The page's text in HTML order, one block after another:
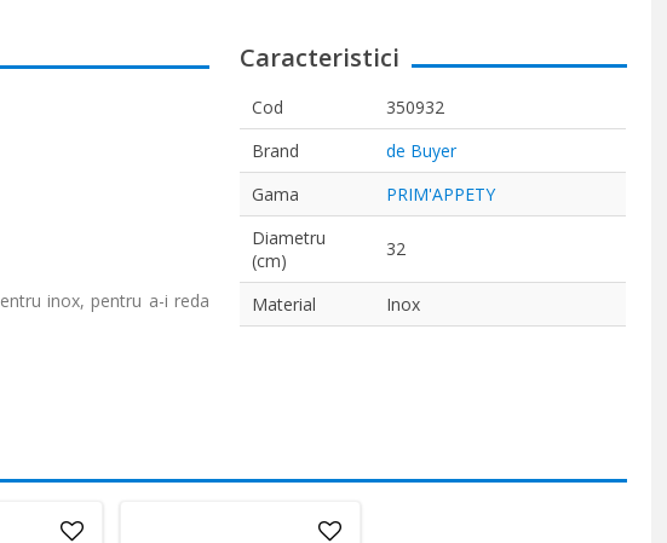
inox, pentru a-i reda
Caracteristici
Cod
350932
Brand
de Buyer
Gama
PRIM'APPETY
Diametru
(cm)
32
Material Inox